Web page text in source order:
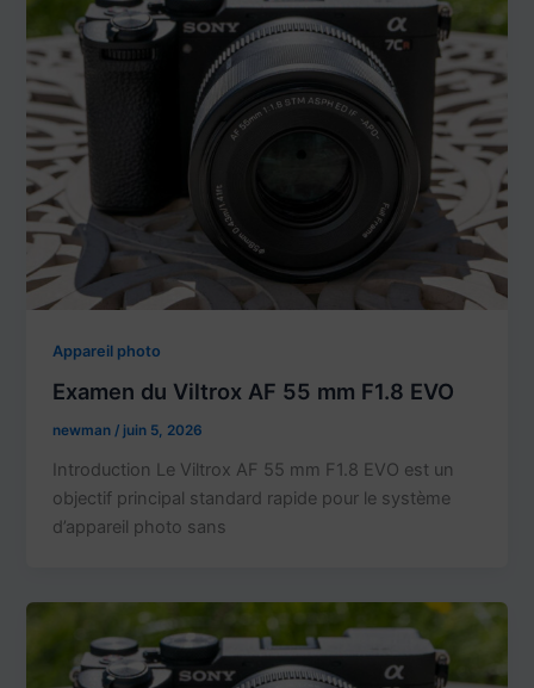
Appareil photo
Examen du Viltrox AF 55 mm F1.8 EVO
newman/ juin 5, 2026
Introduction Le Viltrox AF 55 mm F1.8 EVO est un
objectif principal standard rapide pour le système
d’appareil photo sans